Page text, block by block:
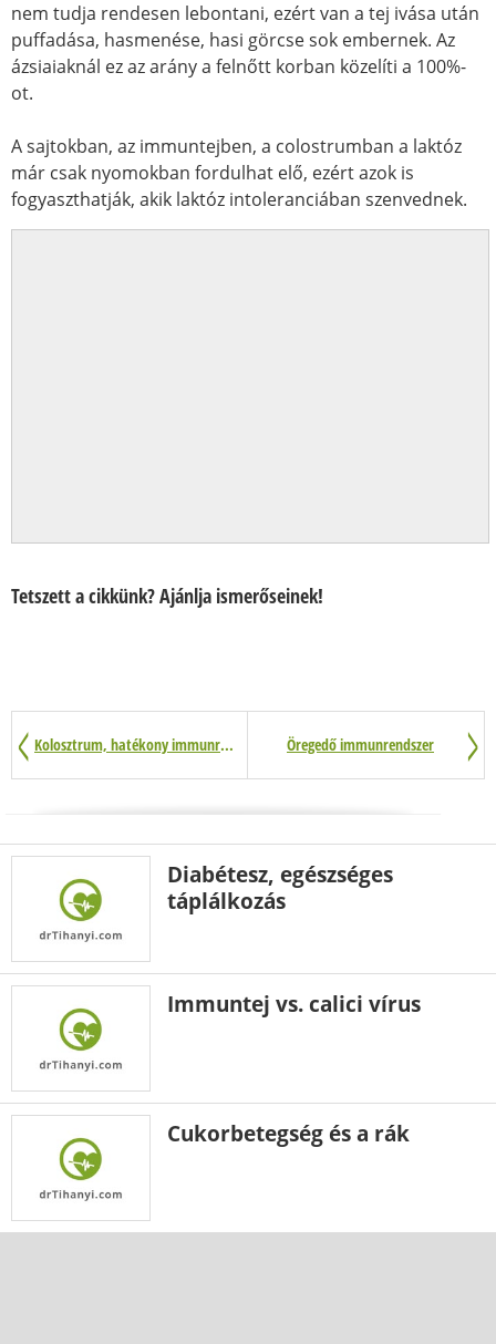
nem tudja rendesen lebontani, ezért van a tej ivása után
puffadása, hasmenése, hasi görcse sok embernek. Az
ázsiaiaknál ez az arány a felnőtt korban közelíti a 100%-
ot.
A sajtokban, az immuntejben, a colostrumban a laktóz
már csak nyomokban fordulhat elő, ezért azok is
fogyaszthatják, akik laktóz intoleranciában szenvednek.
Tetszett a cikkünk? Ajánlja ismerőseinek!
Kolosztrum, hatékony immunrendszer erősítés Öregedő immunrendszer
Diabétesz, egészséges
táplálkozás
Immuntej vs. calici vírus
Cukorbetegség és a rák